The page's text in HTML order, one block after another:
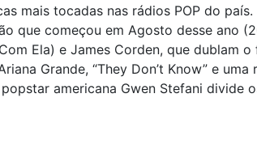
mais tocadas nas rádios POP do
que começou em Agosto desse ano
Ela) e James Corden, que dublam
Grande, “They Don’t Know” e
americana Gwen Stefani divide